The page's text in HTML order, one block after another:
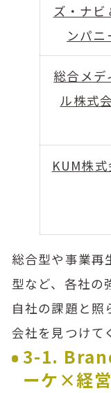
ズ・ナビ
ンパニ
総合メデ
ル株式
KUM株式
総合型や事業再
型など、各社の
自社の課題と照
会社を見つけて
3-1.
ーケ×経